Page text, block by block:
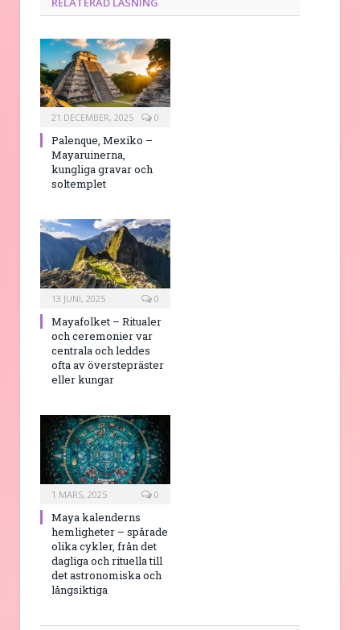
21 DECEMBER, 2025 0
Palenque, Mexiko –
Mayaruinerna,
kungliga gravar och
soltemplet
13 JUNI, 2025 0
Mayafolket – Ritualer
och ceremonier var
centrala och leddes
ofta av överstepräster
eller kungar
1 MARS, 2025 0
Maya kalenderns
hemligheter – spårade
olika cykler, från det
dagliga och rituella till
det astronomiska och
långsiktiga